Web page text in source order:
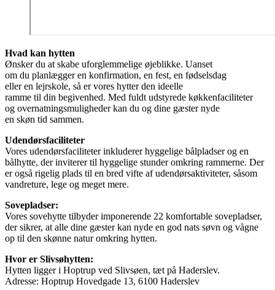
Hvad kan hytten
Ønsker du at skabe uforglemmelige øjeblikke. Uanset
om du planlægger en konfirmation, en fest, en fødselsdag
eller en lejrskole, så er vores hytter den ideelle
ramme til din begivenhed. Med fuldt udstyrede køkkenfaciliteter
og overnatningsmuligheder kan du og dine gæster nyde
en skøn tid sammen.
Udendørsfaciliteter
Vores udendørsfaciliteter inkluderer hyggelige bålpladser og en
bålhytte, der inviterer til hyggelige stunder omkring rammerne. Der
er også rigelig plads til en bred vifte af udendørsaktiviteter, såsom
vandreture, lege og meget mere.
Sovepladser:
Vores sovehytte tilbyder imponerende 22 komfortable sovepladser,
der sikrer, at alle dine gæster kan nyde en god nats søvn og vågne
op til den skønne natur omkring hytten.
Hvor er Slivsøhytten:
Hytten ligger i Hoptrup ved Slivsøen, tæt på Haderslev.
Adresse: Hoptrup Hovedgade 13, 6100 Haderslev